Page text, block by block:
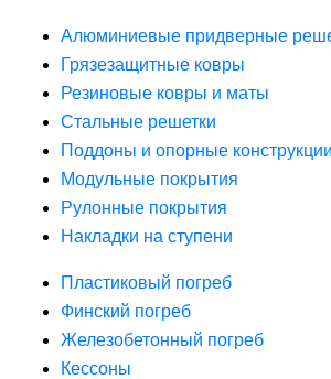
Алюминиевые придверные
Грязезащитные ковры
Резиновые ковры и маты
Стальные решетки
Поддоны и опорные конструкции
Модульные покрытия
Рулонные покрытия
Накладки на ступени
Пластиковый погреб
Финский погреб
Железобетонный погреб
Кессоны